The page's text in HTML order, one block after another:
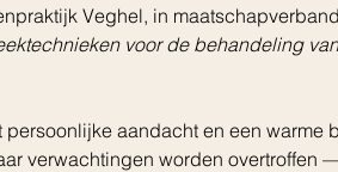
Veghel, in
voor de behandeling
persoonlijke aandacht en een
verwachtingen worden